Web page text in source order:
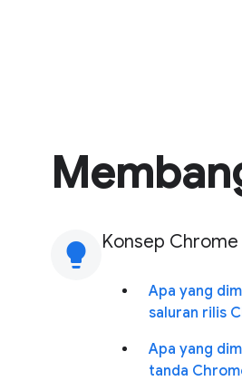
lightbulb Konsep Chrome
Apa yang
saluran rilis
Apa yang
tanda